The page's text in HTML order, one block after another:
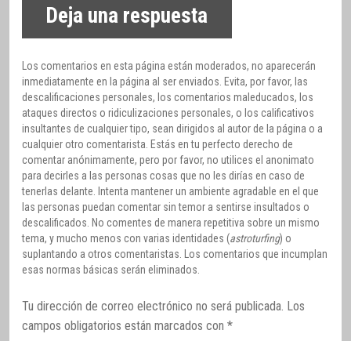
Deja una respuesta
Los comentarios en esta página están moderados, no aparecerán
inmediatamente en la página al ser enviados. Evita, por favor, las
descalificaciones personales, los comentarios maleducados, los
ataques directos o ridiculizaciones personales, o los calificativos
insultantes de cualquier tipo, sean dirigidos al autor de la página o a
cualquier otro comentarista. Estás en tu perfecto derecho de
comentar anónimamente, pero por favor, no utilices el anonimato
para decirles a las personas cosas que no les dirías en caso de
tenerlas delante. Intenta mantener un ambiente agradable en el que
las personas puedan comentar sin temor a sentirse insultados o
descalificados. No comentes de manera repetitiva sobre un mismo
tema, y mucho menos con varias identidades (astroturfing) o
suplantando a otros comentaristas. Los comentarios que incumplan
esas normas básicas serán eliminados.
Tu dirección de correo electrónico no será publicada. Los
campos obligatorios están marcados con *